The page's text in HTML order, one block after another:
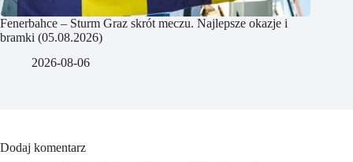
Fenerbahce – Sturm Graz skrót meczu. Najlepsze okazje i
bramki (05.08.2026)
2026-08-06
Dodaj komentarz